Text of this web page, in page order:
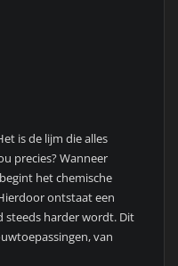
is de lijm die alles
precies? Wanneer
het chemische
ontstaat een
steeds harder wordt. Dit
van